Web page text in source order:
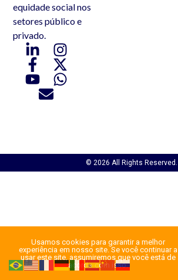
equidade social nos
setores público e
privado.
© 2026 All Rights Reserved.
Usamos cookies para garantir a melhor
experiência em nosso site. Se você continuar a
usar este site, assumiremos que você está de
acordo com isso.